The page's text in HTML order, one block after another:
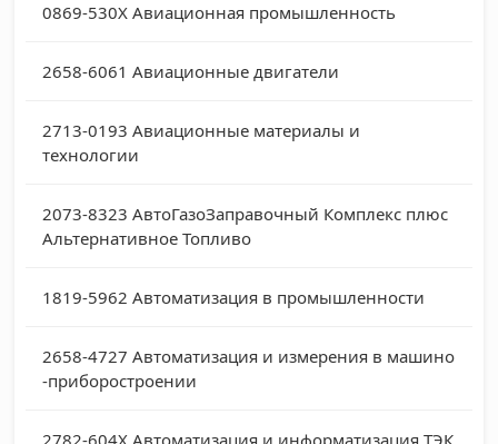
0869-530X Авиационная промышленность
2658-6061 Авиационные двигатели
2713-0193 Авиационные материалы и
технологии
2073-8323 АвтоГазоЗаправочный Комплекс плюс
Альтернативное Топливо
1819-5962 Автоматизация в промышленности
2658-4727 Автоматизация и измерения в машино
-приборостроении
2782-604X Автоматизация и информатизация ТЭК